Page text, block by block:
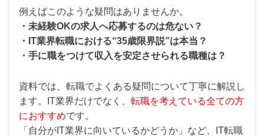
例えばこのような疑問はありませんか。
・未経験OKの求人へ応募するのは危ない？
・IT業界転職における“35歳限界説”は本当？
・手に職をつけて収入を安定させられる職種は？
資料では、転職でよくある疑問について丁寧に解説し
ます。IT業界だけでなく、 転職を考えている全ての方
におすすめです。
「自分がIT業界に向いているかどうか」など、IT転職